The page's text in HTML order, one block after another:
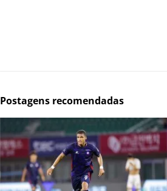
Postagens recomendadas